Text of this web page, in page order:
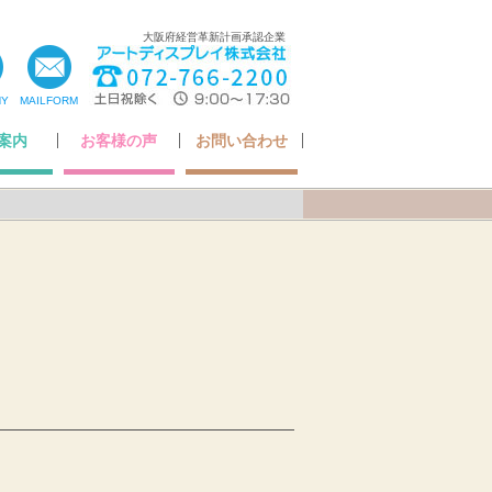
大阪府経営革新計画承認企業
MAILFORM
内 お客様の声 お問い合わせ